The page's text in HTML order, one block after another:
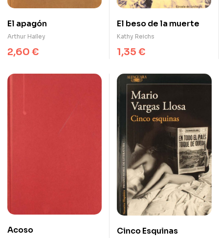
El apagón
Arthur Hailey
2,60 €
El beso de la muerte
Kathy Reichs
1,35 €
Acoso Cinco Esquinas